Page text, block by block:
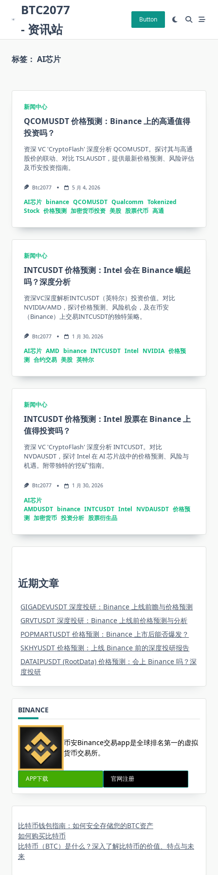
content
BTC2077
- 资讯站
Button
标签： AI芯片
新闻中心
QCOMUSDT 价格预测：Binance 上的高通值得
投资吗？
资深 VC 'CryptoFlash' 深度分析 QCOMUSDT。探讨其与高通
股价的联动、对比 TSLAUSDT，提供最新价格预测、风险评估
及币安投资指南。
Btc2077 5 月 4, 2026
AI芯片 binance QCOMUSDT Qualcomm Tokenized
Stock 价格预测 加密货币投资 美股 股票代币 高通
新闻中心
INTCUSDT 价格预测：Intel 会在 Binance 崛起
吗？深度分析
资深VC深度解析INTCUSDT（英特尔）投资价值。对比
NVIDIA/AMD，探讨价格预测、风险机会，及在币安
（Binance）上交易INTCUSDT的独特策略。
Btc2077 1 月 30, 2026
AI芯片 AMD binance INTCUSDT Intel NVIDIA 价格预
测 合约交易 美股 英特尔
新闻中心
INTCUSDT 价格预测：Intel 股票在 Binance 上
值得投资吗？
资深 VC 'CryptoFlash' 深度分析 INTCUSDT。对比
NVDAUSDT，探讨 Intel 在 AI 芯片战中的价格预测、风险与
机遇。附带独特的‘挖矿’指南。
Btc2077 1 月 30, 2026
AI芯片
AMDUSDT binance INTCUSDT Intel NVDAUSDT 价格预
测 加密货币 投资分析 股票衍生品
近期文章
GIGADEVUSDT 深度投研：Binance 上线前瞻与价格预测
GRVTUSDT 深度投研：Binance 上线前价格预测与分析
POPMARTUSDT 价格预测：Binance 上市后能否爆发？
SKHYUSDT 价格预测：上线 Binance 前的深度投研报告
DATAIPUSDT (RootData) 价格预测：会上 Binance 吗？深
度投研
BINANCE
币安Binance交易app是全球排名第一的虚拟
货币交易所。
APP下载 官网注册
比特币钱包指南：如何安全存储您的BTC资产
如何购买比特币
比特币（BTC）是什么？深入了解比特币的价值、特点与未
来